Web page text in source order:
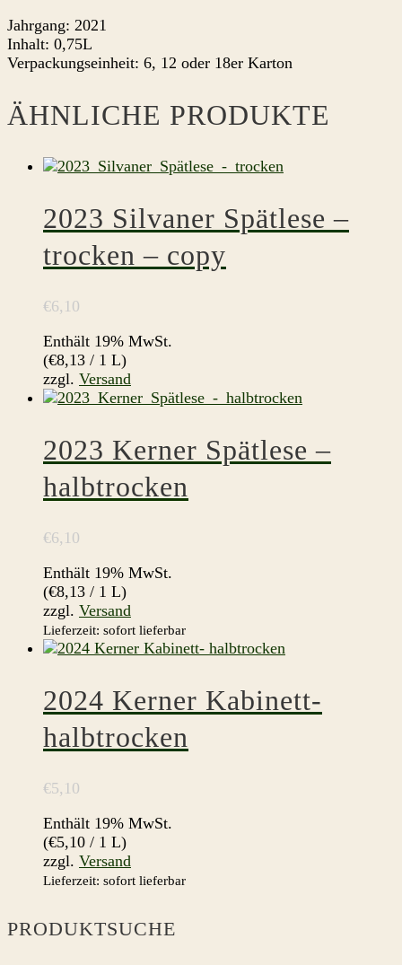
Jahrgang: 2021
Inhalt: 0,75L
Verpackungseinheit: 6, 12 oder 18er Karton
ÄHNLICHE PRODUKTE
2023 Silvaner Spätlese –
trocken – copy
€6,10
Enthält 19% MwSt.
(€8,13 / 1 L)
zzgl. Versand
2023 Kerner Spätlese –
halbtrocken
€6,10
Enthält 19% MwSt.
(€8,13 / 1 L)
zzgl. Versand
Lieferzeit: sofort lieferbar
2024 Kerner Kabinett-
halbtrocken
€5,10
Enthält 19% MwSt.
(€5,10 / 1 L)
zzgl. Versand
Lieferzeit: sofort lieferbar
PRODUKTSUCHE